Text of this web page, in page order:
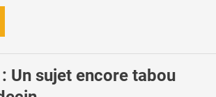
Un sujet encore tabou